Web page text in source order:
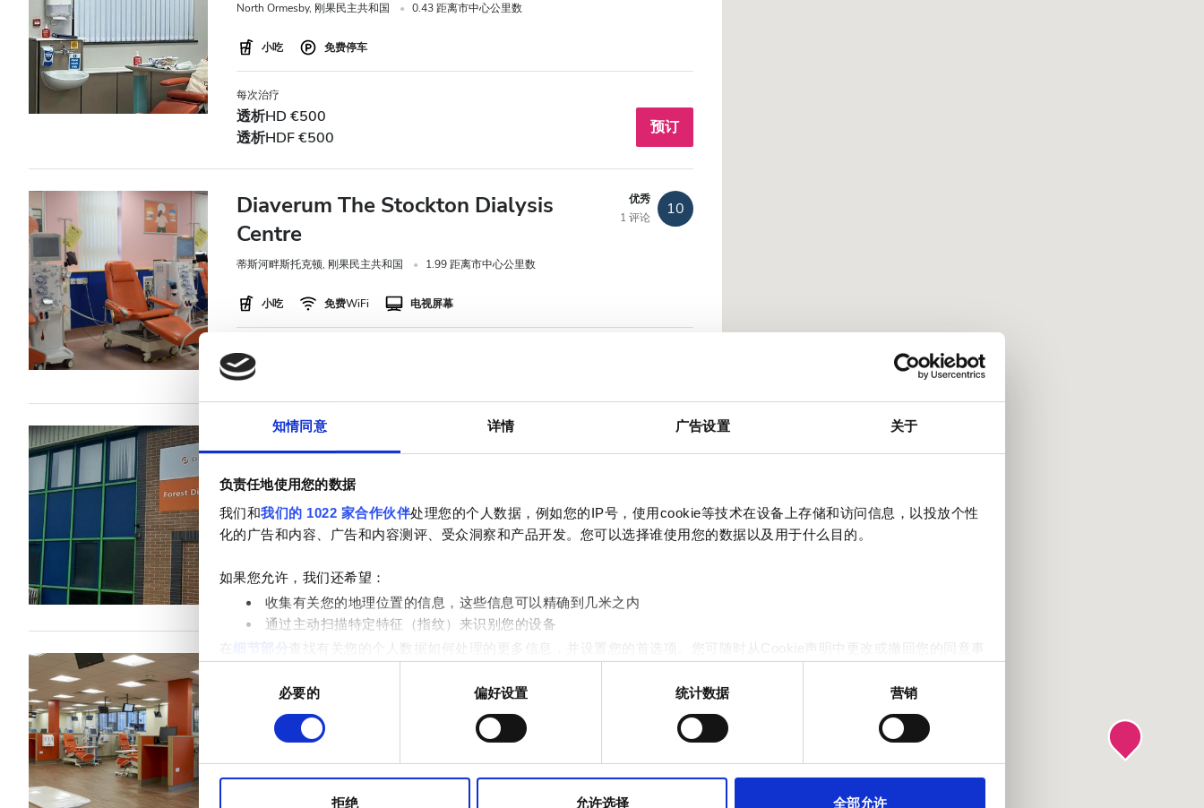
知情同意 详情 广告设置 关于
负责任地使用您的数据
我们和我们的 1022 家合作伙伴处理您的个人数据，例如您的IP号，使用cookie等技术在设备上存储和访问信息，以投放个性
化的广告和内容、广告和内容测评、受众洞察和产品开发。您可以选择谁使用您的数据以及用于什么目的。
如果您允许，我们还希望：
收集有关您的地理位置的信息，这些信息可以精确到几米之内
通过主动扫描特定特征（指纹）来识别您的设备
在
细节部分
查找有关您的个人数据如何处理的更多信息，并设置您的首选项。您可随时从Cookie声明中更改或撤回您的同意事
我们使用 Cookie 来制作贴合用户需求的内容与广告、提供社交媒体功能以及分析我们的流量。我们还会与社交媒体、广告和
分析合作伙伴分享您对我们网站的使用情况，这些合作伙伴可能会将此类信息与您提供给他们或他们在您使用其服务的过程中
同
选
择
必要的 偏好设置 统计数据 营销
拒绝 允许选择 全部允许
North Ormesby, 刚果民主共和国 0.43 距离市中心公里数
小吃 免费停车
每次治疗
透析HD €500
透析HDF €500
预订
Diaverum The Stockton Dialysis
Centre
蒂斯河畔斯托克顿, 刚果民主共和国 1.99 距离市中心公里数
优秀
1 评论
10
小吃 免费WiFi 电视屏幕
每次治疗
透析HD €500
Diaverum Forest of Dean Dialysis Unit
1 评论
小吃 免费WiFi 电视屏幕 免费停车
透析HD €500
透析HDF €500
Diaverum Redditch Kidney Treatment
Centre
雷迪奇, 刚果民主共和国 3.14 距离市中心公里数
优秀
小吃 免费WiFi 电视屏幕